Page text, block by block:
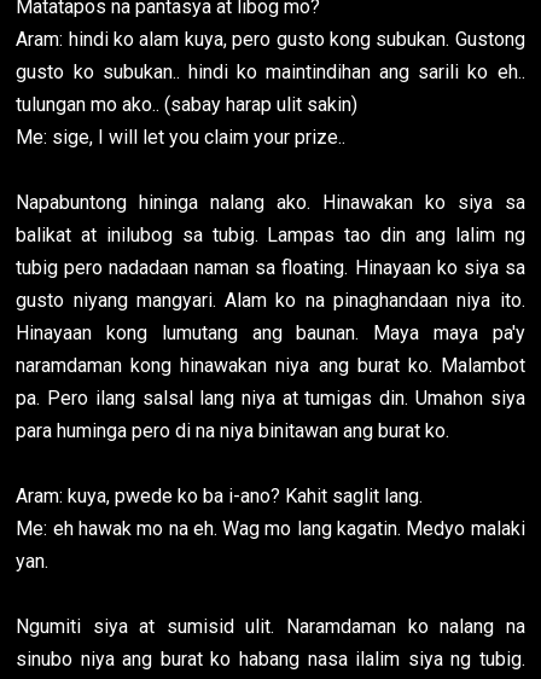
Matatapos na pantasya at libog mo?
Aram: hindi ko alam kuya, pero gusto kong subukan. Gustong
gusto ko subukan.. hindi ko maintindihan ang sarili ko eh..
tulungan mo ako.. (sabay harap ulit sakin)
Me: sige, I will let you claim your prize..
Napabuntong hininga nalang ako. Hinawakan ko siya sa
balikat at inilubog sa tubig. Lampas tao din ang lalim ng
tubig pero nadadaan naman sa floating. Hinayaan ko siya sa
gusto niyang mangyari. Alam ko na pinaghandaan niya ito.
Hinayaan kong lumutang ang baunan. Maya maya pa'y
naramdaman kong hinawakan niya ang burat ko. Malambot
pa. Pero ilang salsal lang niya at tumigas din. Umahon siya
para huminga pero di na niya binitawan ang burat ko.
Aram: kuya, pwede ko ba i-ano? Kahit saglit lang.
Me: eh hawak mo na eh. Wag mo lang kagatin. Medyo malaki
yan.
Ngumiti siya at sumisid ulit. Naramdaman ko nalang na
sinubo niya ang burat ko habang nasa ilalim siya ng tubig.